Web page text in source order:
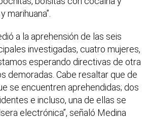
marihuana”.
a la aprehensión de las seis
investigadas, cuatro mujeres,
esperando directivas de otra
demoradas. Cabe resaltar que de
se encuentren aprehendidas; dos
e incluso, una de ellas se
electrónica”, señaló Medina